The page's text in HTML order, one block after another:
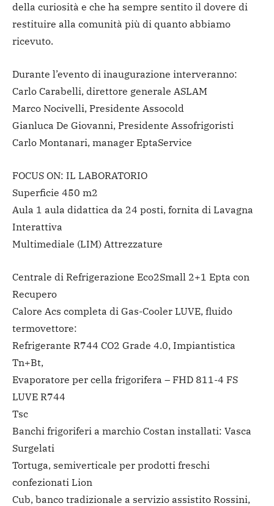
della curiosità e che ha sempre sentito il dovere di
restituire alla comunità più di quanto abbiamo
ricevuto.
Durante l’evento di inaugurazione interveranno:
Carlo Carabelli, direttore generale ASLAM
Marco Nocivelli, Presidente Assocold
Gianluca De Giovanni, Presidente Assofrigoristi
Carlo Montanari, manager EptaService
FOCUS ON: IL LABORATORIO
Superficie 450 m2
Aula 1 aula didattica da 24 posti, fornita di Lavagna
Interattiva
Multimediale (LIM) Attrezzature
Centrale di Refrigerazione Eco2Small 2+1 Epta con
Recupero
Calore Acs completa di Gas-Cooler LUVE, fluido
termovettore:
Refrigerante R744 CO2 Grade 4.0, Impiantistica
Tn+Bt,
Evaporatore per cella frigorifera – FHD 811-4 FS
LUVE R744
Tsc
Banchi frigoriferi a marchio Costan installati: Vasca
Surgelati
Tortuga, semiverticale per prodotti freschi
confezionati Lion
Cub, banco tradizionale a servizio assistito Rossini,